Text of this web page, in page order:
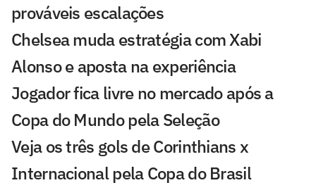
prováveis escalações
Chelsea muda estratégia com Xabi
Alonso e aposta na experiência
Jogador fica livre no mercado após a
Copa do Mundo pela Seleção
Veja os três gols de Corinthians x
Internacional pela Copa do Brasil